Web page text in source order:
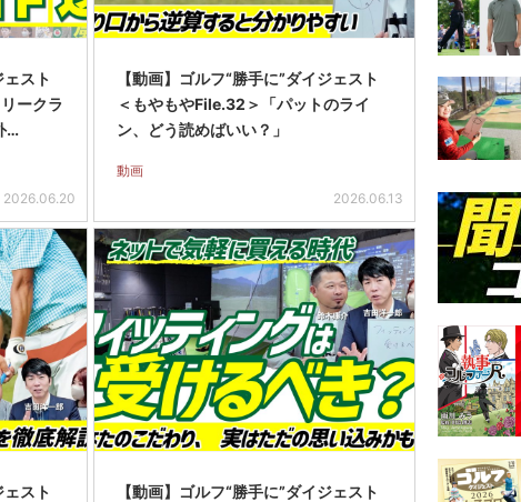
ェスト
ークラ
…
2026.06.20
【動画】ゴルフ“勝手に”ダイジェスト
＜もやもやFile.32＞「パットのライ
ン、どう読めばいい？」
動画
2026.06.13
ェスト
【動画】ゴルフ“勝手に”ダイジェスト